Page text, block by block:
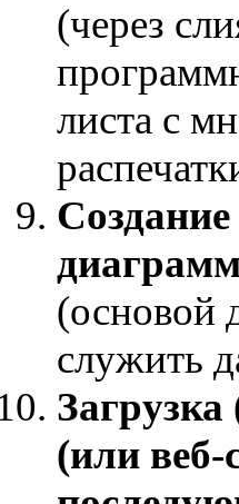
(через
листа с
(основой
служить
(или веб-